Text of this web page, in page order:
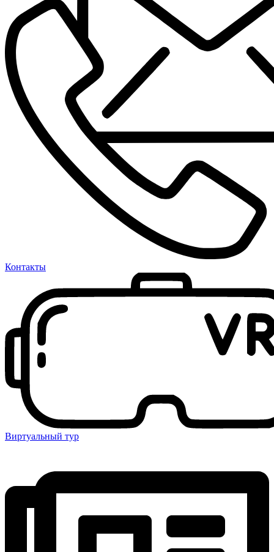
Контакты
Виртуальный тур